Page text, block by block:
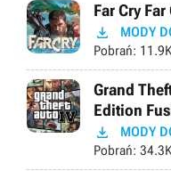
Far Cry
 MODY
Pobrań: 11.9K
Grand
Edition
 MODY
Pobrań: 34.3K